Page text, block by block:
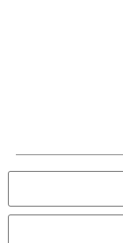
Alle Preise inkl.
© 1986-2026 E.M.P.